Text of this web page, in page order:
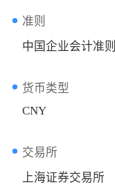
准则
中国企业会计准
货币类型
CNY
交易所
上海证券交易所